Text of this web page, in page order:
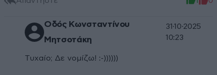
Οδός Κωνσταντίνου
Μητσοτάκη
31·10·2025
10:23
Τυχαίο; Δε νομίζω! :-))))))